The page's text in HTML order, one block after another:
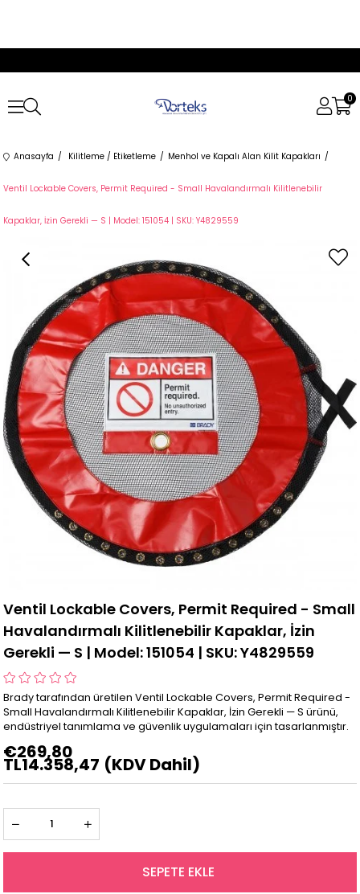
0
Anasayfa Kilitleme / Etiketleme Menhol ve Kapalı Alan Kilit Kapakları
Ventil Lockable Covers, Permit Required - Small Havalandırmalı Kilitlenebilir
Kapaklar, İzin Gerekli — S | Model: 151054 | SKU: Y4829559
Ventil Lockable Covers, Permit Required - Small
Havalandırmalı Kilitlenebilir Kapaklar, İzin
Gerekli — S | Model: 151054 | SKU: Y4829559
Brady tarafından üretilen Ventil Lockable Covers, Permit Required -
Small Havalandırmalı Kilitlenebilir Kapaklar, İzin Gerekli — S ürünü,
endüstriyel tanımlama ve güvenlik uygulamaları için tasarlanmıştır.
€269,80
TL14.358,47 (KDV Dahil)